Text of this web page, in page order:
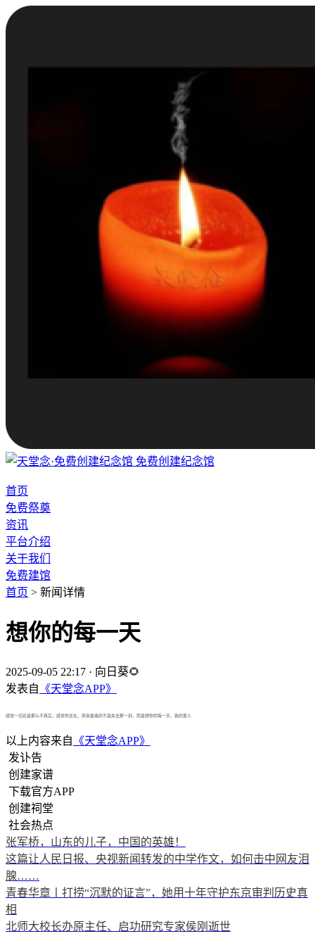
免费创建纪念馆
首页
免费祭奠
资讯
平台介绍
关于我们
免费建馆
首页 > 新闻详情
想你的每一天
2025-09-05 22:17 · 向日葵🌻
发表自 《天堂念APP》
感觉一切还是那么不真实，感觉你还在，原来最痛的不是失去那一刻，而是想你的每一天，我的爱人
以上内容来自 《天堂念APP》
发讣告
创建家谱
下载官方APP
创建祠堂
社会热点
张军桥，山东的儿子，中国的英雄！
这篇让人民日报、央视新闻转发的中学作文，如何击中网友泪
腺……
青春华章丨打捞“沉默的证言”，她用十年守护东京审判历史真
相
北师大校长办原主任、启功研究专家侯刚逝世